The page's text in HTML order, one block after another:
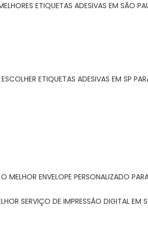
ETIQUETAS ADESIVAS EM SÃO
ESCOLHER ETIQUETAS ADESIVAS EM SP
MELHOR ENVELOPE PERSONALIZADO
SERVIÇO DE IMPRESSÃO DIGITAL EM